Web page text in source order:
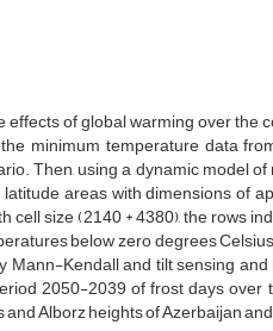
of global warming over the
minimum temperature data
Then, using a dynamic model
areas with dimensions of
cell size (2140 * 4380), the rows
below zero degrees
Kendall and tilt sensing
2050-2039 of frost days
Alborz heights of Azerbaijan